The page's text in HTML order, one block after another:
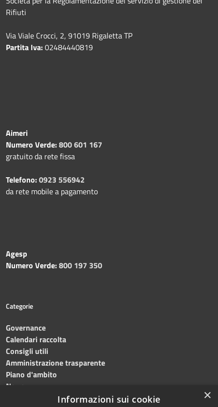
Rifiuti
Via Viale Crocci, 2, 91019 Rigaletta TP
Partita Iva:02484440819
Aimeri
Numero Verde:800 601 167
gratuito da rete fissa
Telefono:0923 556942
da rete mobile a pagamento
Agesp
Numero Verde:800 197 350
Categorie
Governance
Calendari raccolta
Consigli utili
Amministrazione trasparente
Piano d'ambito
News
×
Informazioni sui cookie